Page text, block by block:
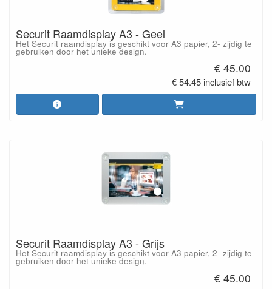
Securit Raamdisplay A3 - Geel
Het Securit raamdisplay is geschikt voor A3 papier, 2- zijdig te
gebruiken door het unieke design.
€ 45.00
€ 54.45 inclusief btw
Securit Raamdisplay A3 - Grijs
Het Securit raamdisplay is geschikt voor A3 papier, 2- zijdig te
gebruiken door het unieke design.
€ 45.00